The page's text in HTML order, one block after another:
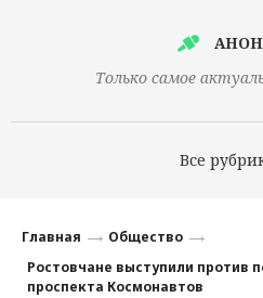
Только самое
Все
Финансы
Главная
Общество
Ростовчане выступили против
проспекта Космонавтов